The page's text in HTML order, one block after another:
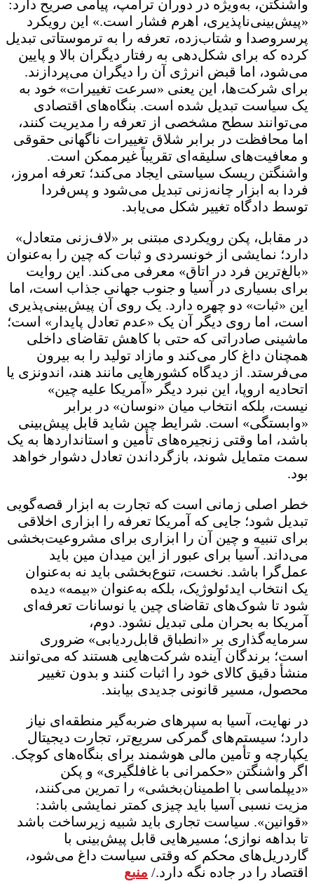
واشنگتن، به‌ویژه در دوران ترامپ، پیامی صریح دارد:
«پیش‌بینی‌ناپذیری، اهرم فشار است.» این رویکرد
پرسروصدا و شتاب‌زده، تعرفه را به ترموستاتی تبدیل
کرده که برای شکل‌دهی به رفتار دیگران بالا و پایین
می‌شود، اما قبض انرژی آن را دیگران می‌پردازند.
برای شرکت‌ها، این یعنی «سرعت تغییرات» خود به
یک سیاست تبدیل شده است. بنگاه‌های اقتصادی
می‌توانند سطح مشخصی از تعرفه را مدیریت کنند،
اما محافظت در برابر شلاق تغییرات ناگهانی حقوقی
و معافیت‌های سلیقه‌ای تقریباً غیرممکن است.
واشنگتن ریسک سیاستی ایجاد می‌کند؛ تعرفه امروز،
فردا به ابزار چانه‌زنی تبدیل می‌شود و پس‌فردا
توسط دادگاه تغییر شکل می‌یابد.
در مقابل، پکن رویکردی مبتنی بر «لاف‌زنی متعادل»
دارد؛ نمایشی از خونسردی و ثبات که چین را به‌عنوان
«بالغ‌ترین فرد در اتاق» معرفی می‌کند. این روایت
برای بسیاری در آسیا و جنوب جهانی جذاب است، اما
این «ثبات» دو چهره دارد. یک روی آن پیش‌بینی‌پذیری
است، اما روی دیگر آن یک «عدم تعادل پایدار» است؛
ماشینی صادراتی که حتی با کاهش تقاضای داخلی
همچنان داغ کار می‌کند و مازاد تولید را به بیرون
می‌فرستد. از دیدگاه کشورهایی مانند هند، اندونزی یا
اتحادیه اروپا، این نبرد دیگر «آمریکا علیه چین»
نیست، بلکه انتخاب میان «نوسان» در برابر
«وابستگی» است. شرایط چین شاید قابل پیش‌بینی
باشد، اما وقتی زنجیره‌های تأمین و استانداردها به یک
سمت متمایل شوند، بازگرداندن تعادل دشوار خواهد
بود.
خطر اصلی زمانی است که تجارت به ابزار قصه‌گویی
تبدیل شود؛ جایی که آمریکا تعرفه را ابزاری اخلاقی
برای تنبیه و چین آن را ابزاری برای مشروعیت‌بخشی
می‌داند. آسیا برای عبور از این میدان مین باید
عمل‌گرا باشد. نخست، تنوع‌بخشی باید نه به‌عنوان
یک انتخاب ایدئولوژیک، بلکه به‌عنوان «بیمه» دیده
شود تا شوک‌های تقاضای چین یا نوسانات تعرفه‌ای
آمریکا به بحران ملی تبدیل نشود. دوم،
سرمایه‌گذاری بر «انطباق قابل‌ردیابی» ضروری
است؛ برندگان آینده شرکت‌هایی هستند که می‌توانند
منشأ دقیق کالای خود را اثبات کنند و بدون تغییر
محصول، مسیر قانونی جدیدی بیابند.
در نهایت، آسیا به سپرهای ضربه‌گیر منطقه‌ای نیاز
دارد؛ سیستم‌های گمرکی سریع‌تر، تجارت دیجیتال
یکپارچه و تأمین مالی هوشمند برای بنگاه‌های کوچک.
اگر واشنگتن «حکمرانی با غافلگیری» و پکن
«دیپلماسی با اطمینان‌بخشی» را تمرین می‌کنند،
مزیت نسبی آسیا باید چیزی کمتر نمایشی باشد:
«قوانین». سیاست تجاری باید شبیه زیرساخت باشد
تا بداهه نوازی؛ مسیرهایی قابل پیش‌بینی با
گاردریل‌های محکم که وقتی سیاست داغ می‌شود،
اقتصاد را در جاده نگه دارد./ منبع